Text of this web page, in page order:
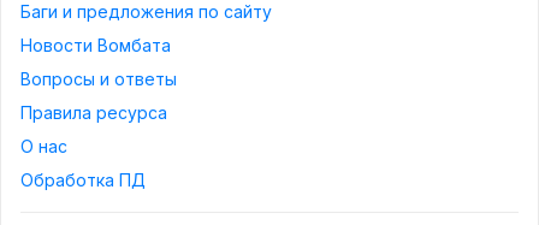
Баги и предложения по сайту
Новости Вомбата
Вопросы и ответы
Правила ресурса
О нас
Обработка ПД